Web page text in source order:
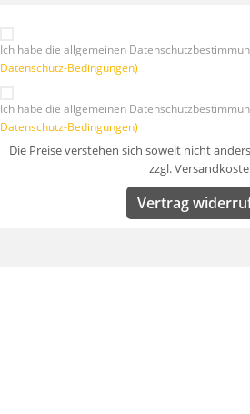
Ich habe die allgemeinen
Datenschutz-Bedingungen)
Ich habe die allgemeinen
Datenschutz-Bedingungen)
Die Preise verstehen sich soweit nicht
zzgl.
Vertrag